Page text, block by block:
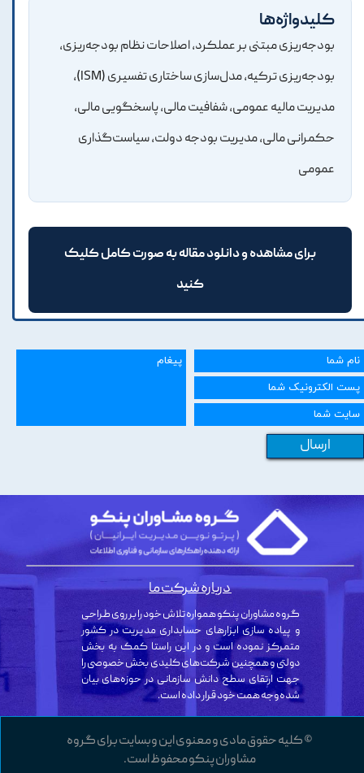
کلیدواژه‌ها
بودجه‌ریزی مبتنی بر عملکرد، اصلاحات نظام بودجه‌ریزی،
بودجه‌ریزی ترکیه، مدل‌سازی ساختاری تفسیری (ISM)،
مدیریت مالیه عمومی، شفافیت مالی، پاسخگویی مالی،
حکمرانی مالی، مدیریت بودجه دولت، سیاست‌گذاری
عمومی
برای مشاهده و دانلود مقاله به صورت کامل کلیک
کنید
ارسال
© کلیه حقوق مادی و معنوی این وبسایت برای گروه
مشاوران پنکو محفوظ است.
گروه مشاوران پنکو همواره تلاش خود را بر روی طراحی
و پیاده سازی ابزارهای حسابداری مدیریت در کشور
متمرکز نموده است و در این راستا کمک به بخش
دولتی و همچنین شرکت‌های کلیدی بخش خصوصی را
جهت ارتقای سطح دانش سازمانی در حوزه‌های بیان
شده وجه همت خود قرار داده است.
درباره شرکت ما